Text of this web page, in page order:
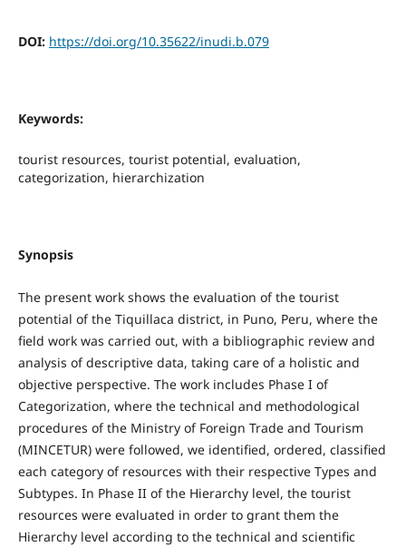
DOI: https://doi.org/10.35622/inudi.b.079
Keywords:
tourist resources, tourist potential, evaluation,
categorization, hierarchization
Synopsis
The present work shows the evaluation of the tourist
potential of the Tiquillaca district, in Puno, Peru, where the
field work was carried out, with a bibliographic review and
analysis of descriptive data, taking care of a holistic and
objective perspective. The work includes Phase I of
Categorization, where the technical and methodological
procedures of the Ministry of Foreign Trade and Tourism
(MINCETUR) were followed, we identified, ordered, classified
each category of resources with their respective Types and
Subtypes. In Phase II of the Hierarchy level, the tourist
resources were evaluated in order to grant them the
Hierarchy level according to the technical and scientific